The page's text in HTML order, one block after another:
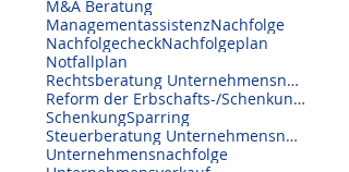
BerlinBrandenburgEhevetrag
ExpansionFörderungen
GRW ZuschussInvestitionen
InvestitionszuschussLEADER
M&A Beratung
Managementassistenz Nachfolge
NachfolgecheckNachfolgeplan
Notfallplan